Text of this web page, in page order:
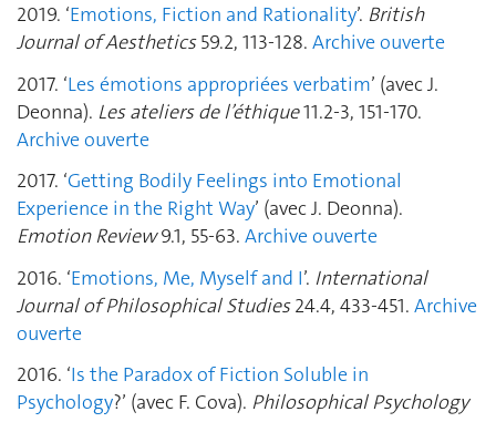
2019. ‘Emotions, Fiction and Rationality’. British
Journal of Aesthetics59.2, 113-128. Archive ouverte
2017. ‘Les émotions appropriées verbatim’ (avec J.
Deonna). Les ateliers de l’éthique11.2-3, 151-170.
Archive ouverte
2017. ‘Getting Bodily Feelings into Emotional
Experience in the Right Way’ (avec J. Deonna).
Emotion Review9.1, 55-63. Archive ouverte
2016. ‘Emotions, Me, Myself and I’. International
Journal of Philosophical Studies24.4, 433-451. Archive
ouverte
2016. ‘Is the Paradox of Fiction Soluble in
Psychology?’ (avec F. Cova). Philosophical Psychology